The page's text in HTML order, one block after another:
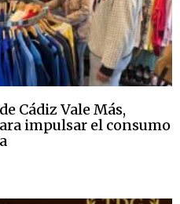
Cádiz Vale Más,
impulsar el consumo